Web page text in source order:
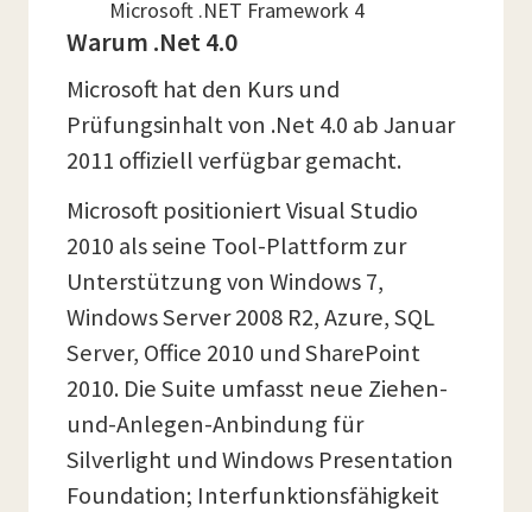
Microsoft .NET Framework 4
Warum .Net 4.0
Microsoft hat den Kurs und
Prüfungsinhalt von .Net 4.0 ab Januar
2011 offiziell verfügbar gemacht.
Microsoft positioniert Visual Studio
2010 als seine Tool-Plattform zur
Unterstützung von Windows 7,
Windows Server 2008 R2, Azure, SQL
Server, Office 2010 und SharePoint
2010. Die Suite umfasst neue Ziehen-
und-Anlegen-Anbindung für
Silverlight und Windows Presentation
Foundation; Interfunktionsfähigkeit